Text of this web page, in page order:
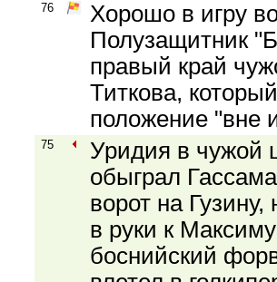
76
Хорошо в игру
Полузащитник
правый край
Титкова,
положение "вне
75
Уридия в чужой
обыграл
ворот на
в руки к
боснийский